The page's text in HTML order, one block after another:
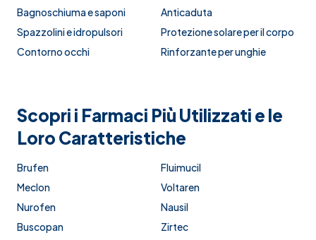
Bagnoschiuma e saponi
Anticaduta
Spazzolini e idropulsori
Protezione solare per il corpo
Contorno occhi
Rinforzante per unghie
Scopri i Farmaci Più Utilizzati e le
Loro Caratteristiche
Brufen
Fluimucil
Meclon
Voltaren
Nurofen
Nausil
Buscopan
Zirtec